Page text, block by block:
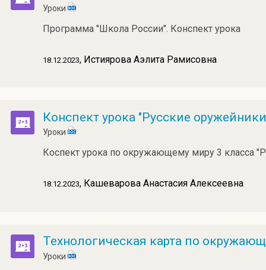
Уроки
Программа "Школа России". Конспект урока
18.12.2023, Истиярова Аэлита Рамисовна
Конспект урока "Русские
Уроки
Коспект урока по окружающему миру 3 класса
18.12.2023, Кашеварова Анастасия Алексеевна
Технологическая карта по
Уроки